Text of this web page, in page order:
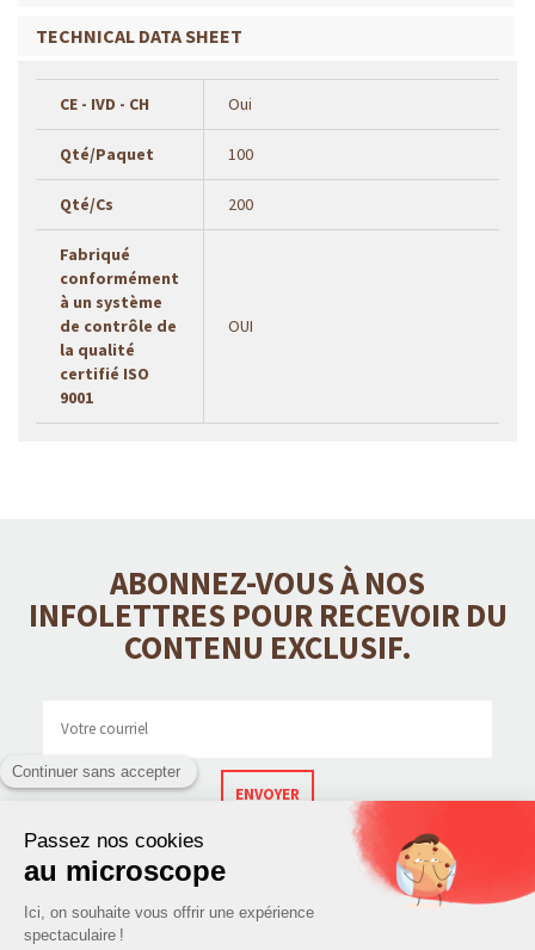
TECHNICAL DATA SHEET
CE - IVD - CH Oui
Qté/Paquet 100
Qté/Cs 200
Fabriqué
conformément
à un système
de contrôle de
la qualité
certifié ISO
9001
OUI
ABONNEZ-VOUS À NOS
INFOLETTRES POUR RECEVOIR DU
CONTENU EXCLUSIF.
ENVOYER
CONTACT